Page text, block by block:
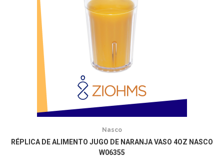
Nasco
RÉPLICA DE ALIMENTO JUGO DE NARANJA VASO 4OZ NASCO
W06355